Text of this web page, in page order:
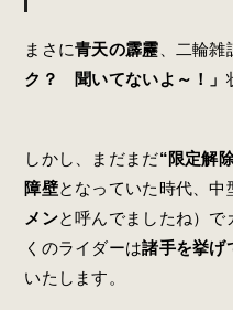
まさに青天の霹靂 、二輪
ク？ 聞いてないよ～！」
しかし、まだまだ“限定解
障壁となっていた時代、中
メンと呼んでましたね）で
くのライダーは諸手を挙げ
いたします。